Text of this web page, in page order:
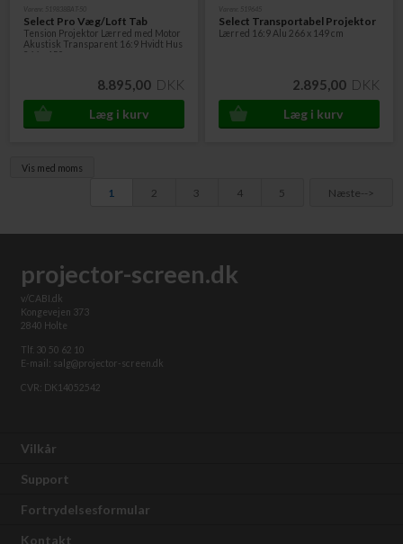
Select Pro Væg/Loft Tab
Tension Projektor Lærred med Motor
Akustisk Transparent 16:9 Hvidt Hus
266 x 150 cm
8.895,00 DKK
Select Transportabel Projektor
Lærred 16:9 Alu 266 x 149 cm
2.895,00 DKK
Vis med moms
1 2 3 4 5 Næste-->
projector-screen.dk
v/CABI.dk
Kongevejen 373
2840 Holte
Tlf. 30 50 62 10
E-mail: salg@projector-screen.dk
CVR: DK14052542
Vilkår
Support
Fortrydelsesformular
Kontakt